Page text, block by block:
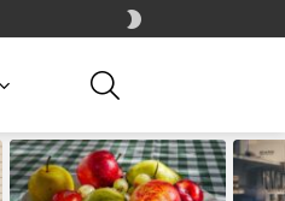
SKIN